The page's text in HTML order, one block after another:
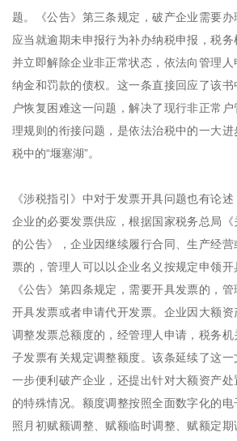
题。《公告》第三条规定，破产企业需要办
应当就逾期未申报行为补办纳税申报，税务
并立即解除企业非正常状态，依法向管理
纳金和罚款的债权。这一条直接回应了该
户恢复困难这一问题，解决了现行非正常
理规则的衔接问题，是依法治税中的一大
税中的“堰塞湖”。
《涉税指引》中对于发票开具问题也有论
企业的必要发票供应，根据国家税务总局
的公告》，企业因继续履行合同、生产经
票的，管理人可以以企业名义按规定申领开
《公告》第四条规定，需要开具发票的，
开具发票或者申请代开发票。企业因大额
调整发票总额度的，经管理人申请，税务
子发票有关规定调整额度。该条延续了这
一步便利破产企业，还提出针对大额资产
的特殊情况。额度调整按照全面数字化的
照月初赋额调整、赋额临时调整、赋额定